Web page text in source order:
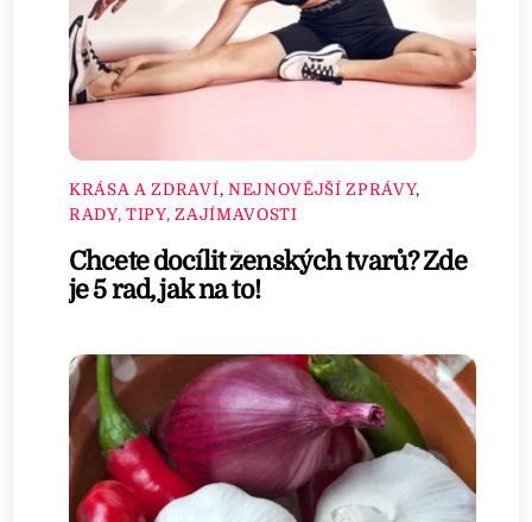
KRÁSA A ZDRAVÍ, NEJNOVĚJŠÍ ZPRÁVY,
RADY, TIPY, ZAJÍMAVOSTI
Chcete docílit ženských tvarů? Zde
je 5 rad, jak na to!